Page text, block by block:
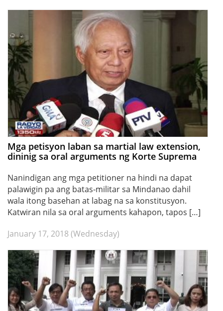
Mga petisyon laban sa martial law extension,
dininig sa oral arguments ng Korte Suprema
Nanindigan ang mga petitioner na hindi na dapat
palawigin pa ang batas-militar sa Mindanao dahil
wala itong basehan at labag na sa konstitusyon.
Katwiran nila sa oral arguments kahapon, tapos […]
January 17, 2018 (Wednesday)